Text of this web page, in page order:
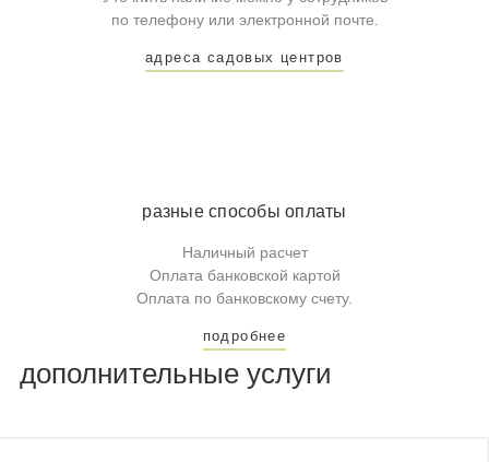
по телефону или электронной почте.
адреса садовых центров
разные способы оплаты
Наличный расчет
Оплата банковской картой
Оплата по банковскому счету.
подробнее
дополнительные услуги